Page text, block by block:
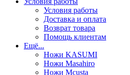
Условия работы
Доставка и оплата
Возврат товара
Помощь клиентам
Ещё...
Ножи KASUMI
Ножи Masahiro
Ножи Mcusta